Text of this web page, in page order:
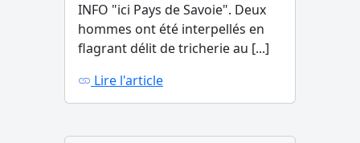
INFO "ici Pays de Savoie". Deux
hommes ont été interpellés en
flagrant délit de tricherie au [...]
Lire l'article